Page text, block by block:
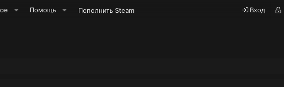
Помощь Пополнить Steam Вход